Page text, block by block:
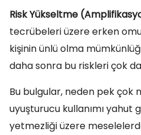
Risk Yükseltme
tecrübeleri üzere erken
kişinin ünlü olma
daha sonra bu riskleri çok
Bu bulgular, neden pek çok
uyuşturucu kullanımı yahut
yetmezliği üzere